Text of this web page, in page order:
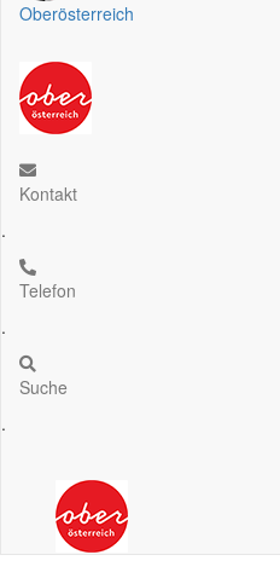
Oberösterreich
Kontakt
.
Telefon
.
Suche
.